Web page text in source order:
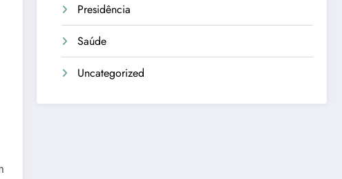
Presidência
Saúde
Uncategorized